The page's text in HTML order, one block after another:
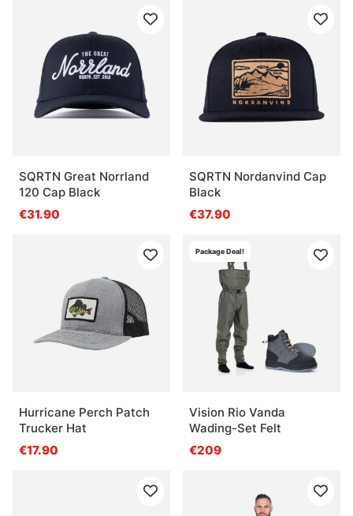
SQRTN Great Norrland
120 Cap Black
€31.90
SQRTN Nordanvind Cap
Black
€37.90
Hurricane Perch Patch
Trucker Hat
€17.90
Package Deal!
Vision Rio Vanda
Wading-Set Felt
€209